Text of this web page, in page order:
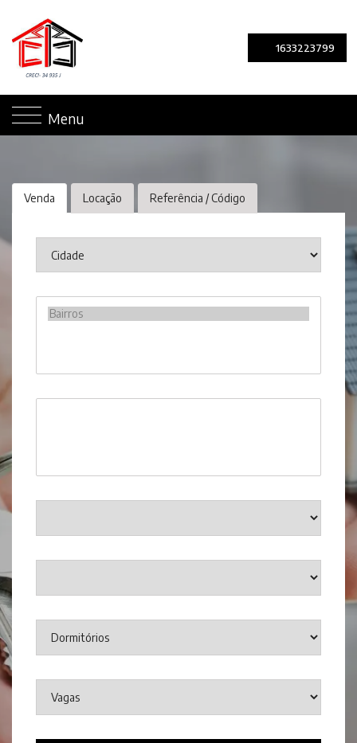
1633223799
Menu
Venda Locação Referência / Código